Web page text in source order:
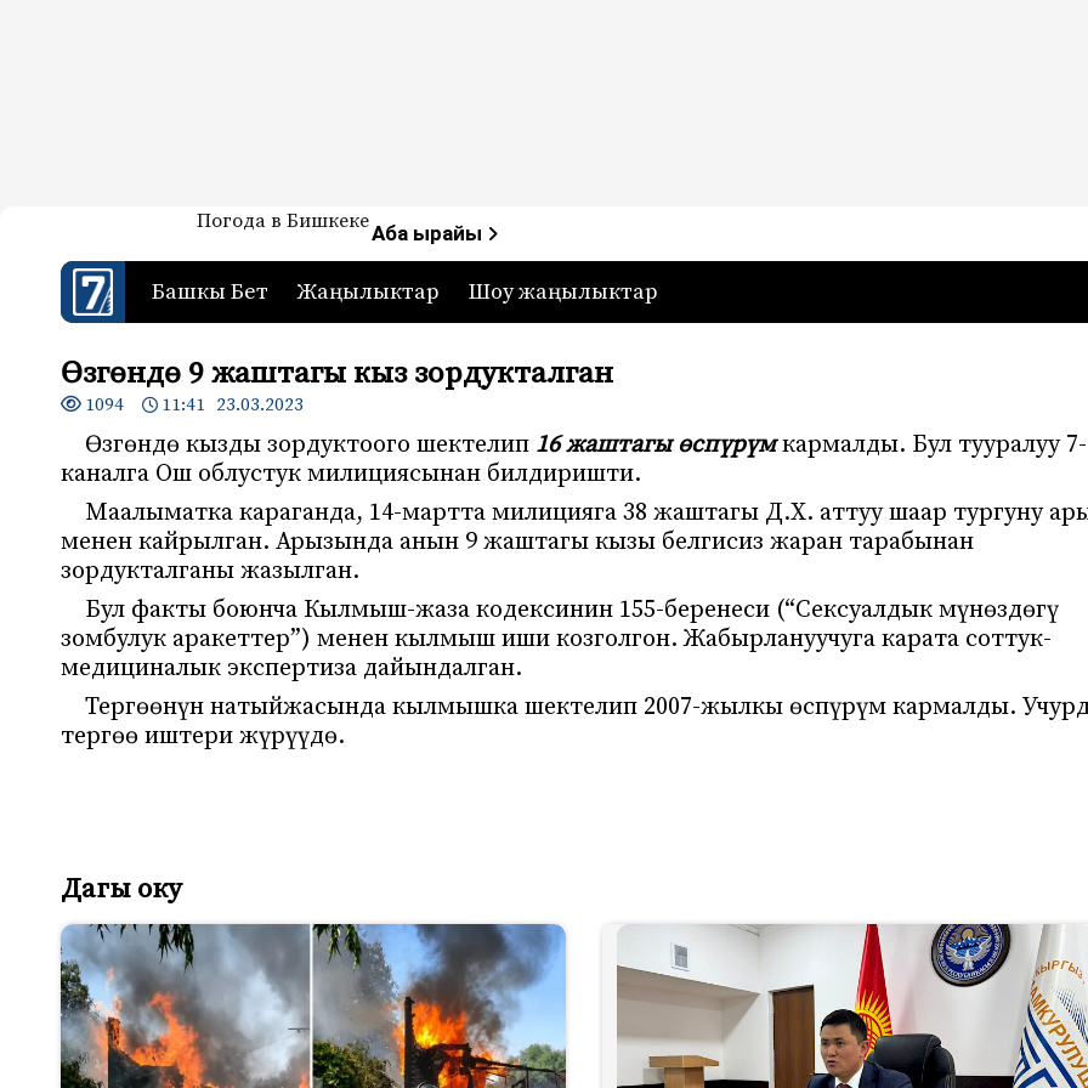
7-канал. Жаңылыктар — Кыргызстан
Жаңылыктар — Кыргызстан
Погода в БишкекеАба ырайы
Башкы Бет Жаңылыктар Шоу жаңылыктар
Өзгөндө 9 жаштагы кыз зордукталган
1094 11:41 23.03.2023
Өзгөндө кызды зордуктоого шектелип 16 жаштагы өспүрүмкармалды. Бул тууралуу 7-
каналга Ош облустук милициясынан билдиришти.
Маалыматка караганда, 14-мартта милицияга 38 жаштагы Д.Х. аттуу шаар тургуну
менен кайрылган. Арызында анын 9 жаштагы кызы белгисиз жаран тарабынан
зордукталганы жазылган.
Бул факты боюнча Кылмыш-жаза кодексинин 155-беренеси (“Сексуалдык мүнөздөгү
зомбулук аракеттер”) менен кылмыш иши козголгон. Жабырлануучуга карата соттук-
медициналык экспертиза дайындалган.
Тергөөнүн натыйжасында кылмышка шектелип 2007-жылкы өспүрүм кармалды.
тергөө иштери жүрүүдө.
Дагы оку